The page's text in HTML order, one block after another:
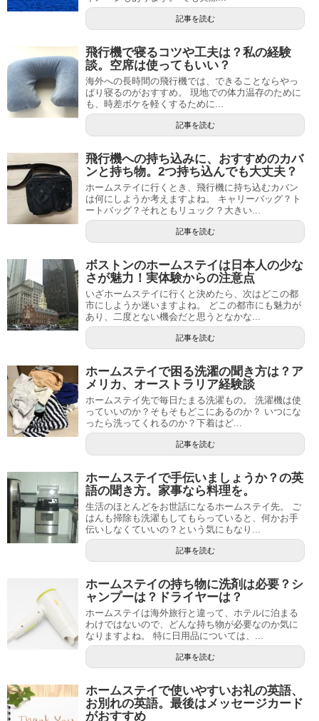
記事を読む
飛行機で寝るコツや工夫は？私の経験
談。空席は使ってもいい？
海外への長時間の飛行機では、できることならやっ
ぱり寝るのがおすすめ。 現地での体力温存のために
も、時差ボケを軽くするために...
記事を読む
飛行機への持ち込みに、おすすめのカバ
ンと持ち物。2つ持ち込んでも大丈夫？
ホームステイに行くとき、飛行機に持ち込むカバン
は何にしようか考えますよね。 キャリーバッグ？ト
ートバッグ？それともリュック？大きい...
記事を読む
ボストンのホームステイは日本人の少な
さが魅力！実体験からの注意点
いざホームステイに行くと決めたら、次はどこの都
市にしようか迷いますよね。 どこの都市にも魅力が
あり、二度とない機会だと思うとなかな...
記事を読む
ホームステイで困る洗濯の聞き方は？ア
メリカ、オーストラリア経験談
ホームステイ先で毎日たまる洗濯もの。 洗濯機は使
っていいのか？そもそもどこにあるのか？ いつにな
ったら洗ってくれるのか？下着はど...
記事を読む
ホームステイで手伝いましょうか？の英
語の聞き方。家事なら料理を。
生活のほとんどをお世話になるホームステイ先。 ご
はんも掃除も洗濯もしてもらっていると、何かお手
伝いしなくていいの？という気にもなり...
記事を読む
ホームステイの持ち物に洗剤は必要？シ
ャンプーは？ドライヤーは？
ホームステイは海外旅行と違って、ホテルに泊まる
わけではないので、どんな持ち物が必要なのか気に
なりますよね。 特に日用品については、...
記事を読む
ホームステイで使いやすいお礼の英語、
お別れの英語。最後はメッセージカード
がおすすめ